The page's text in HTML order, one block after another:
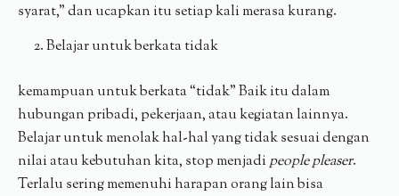
syarat,” dan ucapkan itu setiap kali merasa kurang.
Belajar untuk berkata tidak
kemampuan untuk berkata “tidak” Baik itu dalam
hubungan pribadi, pekerjaan, atau kegiatan lainnya.
Belajar untuk menolak hal-hal yang tidak sesuai dengan
nilai atau kebutuhan kita, stop menjadipeople pleaser.
Terlalu sering memenuhi harapan orang lain bisa